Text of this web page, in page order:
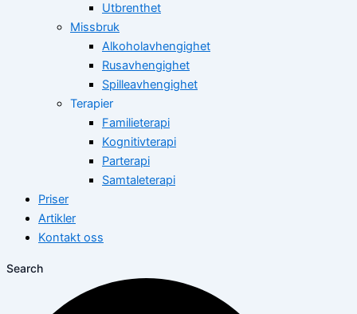
Utbrenthet
Missbruk
Alkoholavhengighet
Rusavhengighet
Spilleavhengighet
Terapier
Familieterapi
Kognitivterapi
Parterapi
Samtaleterapi
Priser
Artikler
Kontakt oss
Search